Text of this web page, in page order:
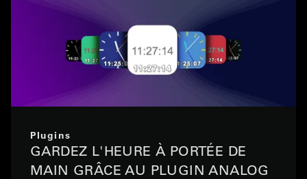
Plugins
GARDEZ L'HEURE À PORTÉE DE
MAIN GRÂCE AU PLUGIN ANALOG